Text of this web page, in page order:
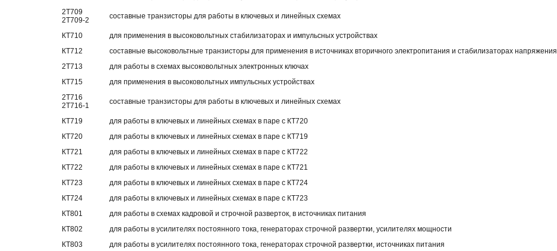
2Т709
2Т709-2
составные транзисторы для работы в ключевых и линейных схемах
КТ710
для применения в высоковольтных стабилизаторах и импульсных устройствах
КТ712
составные высоковольтные транзисторы для применения в источниках вторичного электропитания и стабилизаторах напряжения
2Т713
для работы в схемах высоковольтных электронных ключах
КТ715
для применения в высоковольтных импульсных устройствах
2Т716
2Т716-1
составные транзисторы для работы в ключевых и линейных схемах
КТ719
для работы в ключевых и линейных схемах в паре с КТ720
КТ720
для работы в ключевых и линейных схемах в паре с КТ719
КТ721
для работы в ключевых и линейных схемах в паре с КТ722
КТ722
для работы в ключевых и линейных схемах в паре с КТ721
КТ723
для работы в ключевых и линейных схемах в паре с КТ724
КТ724
для работы в ключевых и линейных схемах в паре с КТ723
КТ801
для работы в схемах кадровой и строчной разверток, в источниках питания
КТ802
для работы в усилителях постоянного тока, генераторах строчной развертки, усилителях мощности
КТ803
для работы в усилителях постоянного тока, генераторах строчной развертки, источниках питания